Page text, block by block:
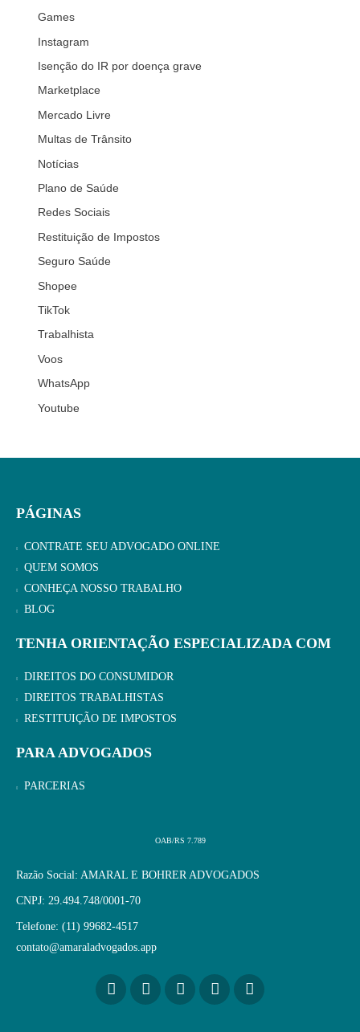
Games
Instagram
Isenção do IR por doença grave
Marketplace
Mercado Livre
Multas de Trânsito
Notícias
Plano de Saúde
Redes Sociais
Restituição de Impostos
Seguro Saúde
Shopee
TikTok
Trabalhista
Voos
WhatsApp
Youtube
PÁGINAS
CONTRATE SEU ADVOGADO ONLINE
QUEM SOMOS
CONHEÇA NOSSO TRABALHO
BLOG
TENHA ORIENTAÇÃO ESPECIALIZADA COM
DIREITOS DO CONSUMIDOR
DIREITOS TRABALHISTAS
RESTITUIÇÃO DE IMPOSTOS
PARA ADVOGADOS
PARCERIAS
OAB/RS 7.789
Razão Social: AMARAL E BOHRER ADVOGADOS
CNPJ: 29.494.748/0001-70
Telefone: (11) 99682-4517
contato@amaraladvogados.app